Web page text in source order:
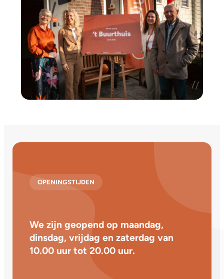
OPENINGSTIJDEN
We zijn geopend op maandag,
dinsdag, vrijdag en zaterdag van
10.00 uur tot 20.00 uur.